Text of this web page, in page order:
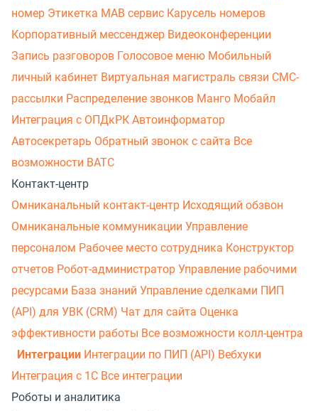
номер Этикетка МАВ сервис Карусель номеров
Корпоративный мессенджер Видеоконференции
Запись разговоров Голосовое меню Мобильный
личный кабинет Виртуальная магистраль связи СМС-
рассылки Распределение звонков Манго Мобайл
Интеграция с ОПДкРК Автоинформатор
Автосекретарь Обратный звонок с сайта Все
возможности ВАТС
Контакт-центр
Омниканальный контакт-центр Исходящий обзвон
Омниканальные коммуникации Управление
персоналом Рабочее место сотрудника Конструктор
отчетов Робот-администратор Управление рабочими
ресурсами База знаний Управление сделками ПИП
(API) для УВК (CRM) Чат для сайта Оценка
эффективности работы Все возможности колл-центра
Интеграции Интеграции по ПИП (API) Вебхуки
Интеграция с 1С Все интеграции
Роботы и аналитика